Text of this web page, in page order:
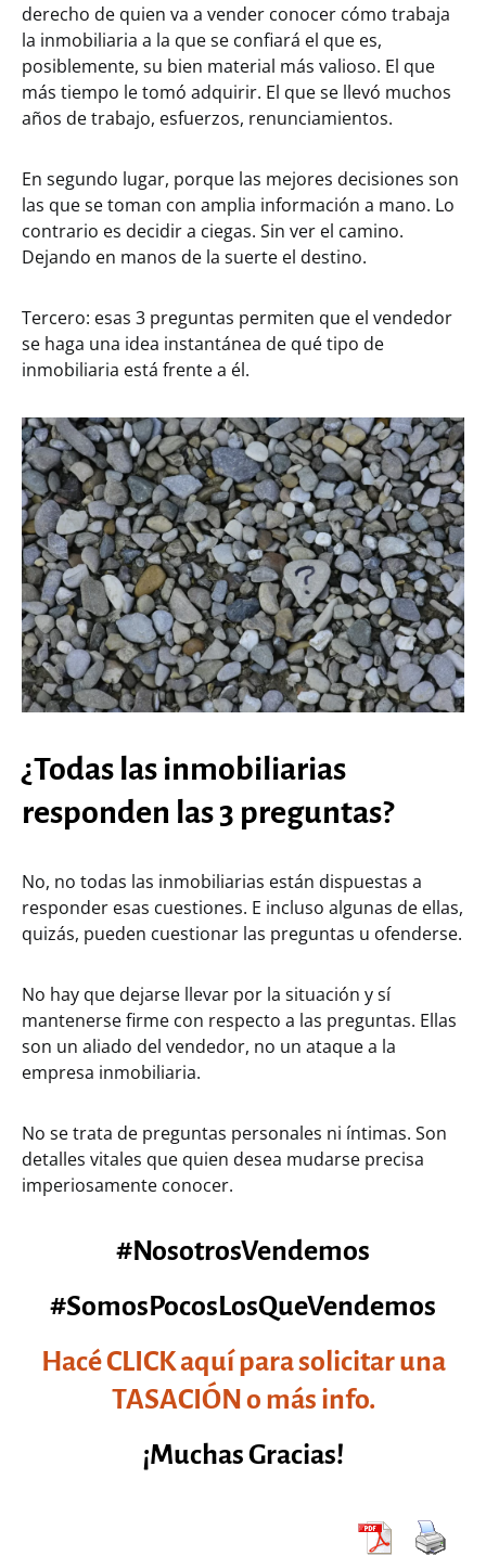
derecho de quien va a vender conocer cómo trabaja
la inmobiliaria a la que se confiará el que es,
posiblemente, su bien material más valioso. El que
más tiempo le tomó adquirir. El que se llevó muchos
años de trabajo, esfuerzos, renunciamientos.
En segundo lugar, porque las mejores decisiones son
las que se toman con amplia información a mano. Lo
contrario es decidir a ciegas. Sin ver el camino.
Dejando en manos de la suerte el destino.
Tercero: esas 3 preguntas permiten que el vendedor
se haga una idea instantánea de qué tipo de
inmobiliaria está frente a él.
¿Todas las inmobiliarias
responden las 3 preguntas?
No, no todas las inmobiliarias están dispuestas a
responder esas cuestiones. E incluso algunas de ellas,
quizás, pueden cuestionar las preguntas u ofenderse.
No hay que dejarse llevar por la situación y sí
mantenerse firme con respecto a las preguntas. Ellas
son un aliado del vendedor, no un ataque a la
empresa inmobiliaria.
No se trata de preguntas personales ni íntimas. Son
detalles vitales que quien desea mudarse precisa
imperiosamente conocer.
#NosotrosVendemos
#SomosPocosLosQueVendemos
Hacé CLICK aquí para solicitar una
TASACIÓN o más info.
¡Muchas Gracias!